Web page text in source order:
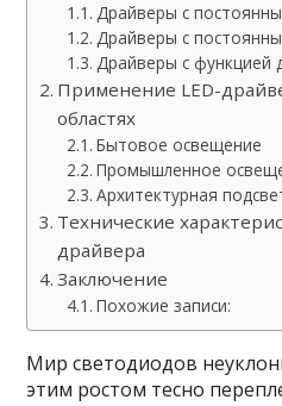
Драйверы с
Драйверы с
Драйверы с функцией
Применение LED-
областях
Бытовое освещение
Промышленное
Архитектурная
Технические
драйвера
Заключение
Похожие записи:
Мир светодиодов
этим ростом тесно